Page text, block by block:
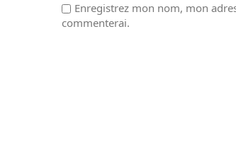
Enregistrez mon nom, mon
commenterai.